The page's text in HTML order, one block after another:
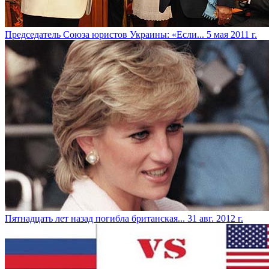
Председатель Союза юристов Украины: «Если... 5 мая 2011 г.
Пятнадцать лет назад погибла британская... 31 авг. 2012 г.